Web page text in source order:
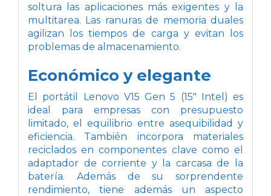
soltura las aplicaciones más exigentes y la
multitarea. Las ranuras de memoria duales
agilizan los tiempos de carga y evitan los
problemas de almacenamiento.
Económico y elegante
El portátil Lenovo V15 Gen 5 (15" Intel) es
ideal para empresas con presupuesto
limitado, el equilibrio entre asequibilidad y
eficiencia. También incorpora materiales
reciclados en componentes clave como el
adaptador de corriente y la carcasa de la
batería. Además de su sorprendente
rendimiento, tiene además un aspecto